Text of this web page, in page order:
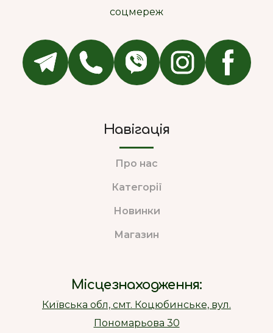
соцмереж
Навігація
Про нас
Категорії
Новинки
Магазин
Місцезнаходження:
Київська обл, смт. Коцюбинське, вул.
Пономарьова 30